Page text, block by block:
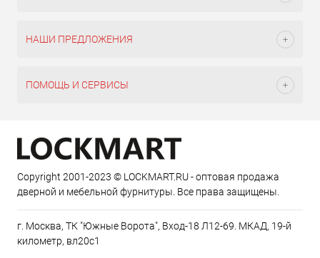
НАШИ ПРЕДЛОЖЕНИЯ
ПОМОЩЬ И СЕРВИСЫ
Copyright 2001-2023 © LOCKMART.RU - оптовая продажа
дверной и мебельной фурнитуры. Все права защищены.
г. Москва, ТК "Южные Ворота", Вход-18 Л12-69. МКАД, 19-й
километр, вл20с1